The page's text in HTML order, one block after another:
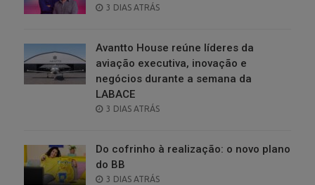
POSTED
3 DIAS ATRÁS
Avantto House reúne líderes da
aviação executiva, inovação e
negócios durante a semana da
LABACE
POSTED
3 DIAS ATRÁS
Do cofrinho à realização: o novo plano
do BB
POSTED
3 DIAS ATRÁS